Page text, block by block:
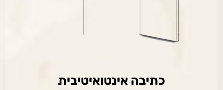
כתיבה אינטואיטיבית